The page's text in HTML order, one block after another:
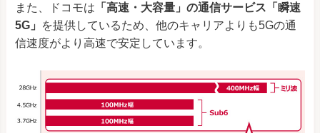
また、ドコモは 「高速・大容量」の通信サービス「瞬速
5G」
を提供しているため、他のキャリアよりも5Gの通
信速度がより高速で安定しています。